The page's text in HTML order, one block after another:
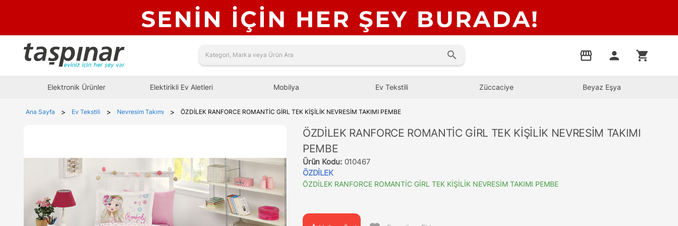
search storefront person shopping_cart
Elektronik Ürünler Elektirikli Ev Aletleri Mobilya Ev Tekstili Züccaciye Beyaz Eşya
Ana Sayfa > Ev Tekstili > Nevresim Takımı > ÖZDİLEK RANFORCE ROMANTİC GİRL TEK KİŞİLİK NEVRESİM TAKIMI PEMBE
ÖZDİLEK RANFORCE ROMANTİC GİRL TEK KİŞİLİK NEVRESİM TAKIMI
PEMBE
Ürün Kodu: 010467
ÖZDİLEK
ÖZDİLEK RANFORCE ROMANTİC GİRL TEK KİŞİLİK NEVRESİM TAKIMI PEMBE